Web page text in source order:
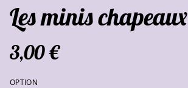
Les minis chapeaux
3,00 €
OPTION